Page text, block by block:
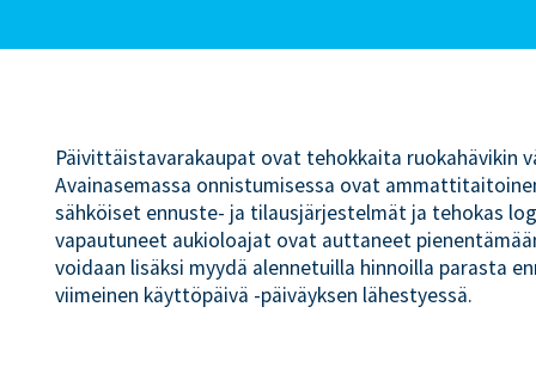
Päivittäistavarakaupat ovat tehokkaita ruokahävikin
Avainasemassa onnistumisessa ovat
sähköiset ennuste- ja tilausjärjestelmät ja tehokas
vapautuneet aukioloajat ovat auttaneet
voidaan lisäksi myydä alennetuilla hinnoilla parasta
viimeinen käyttöpäivä -päiväyksen lähestyessä.